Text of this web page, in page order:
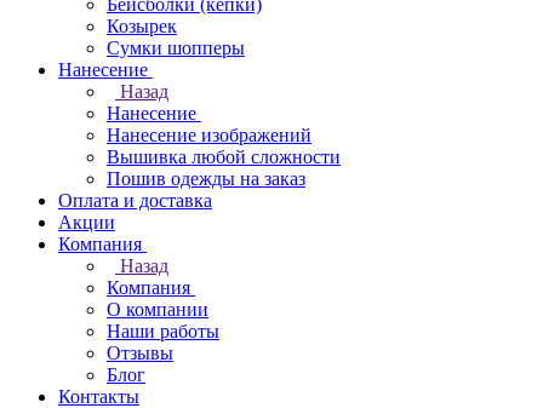
Козырек
Сумки шопперы
Нанесение
Назад
Нанесение
Нанесение изображений
Вышивка любой сложности
Пошив одежды на заказ
Оплата и доставка
Акции
Компания
Назад
Компания
О компании
Наши работы
Отзывы
Блог
Контакты